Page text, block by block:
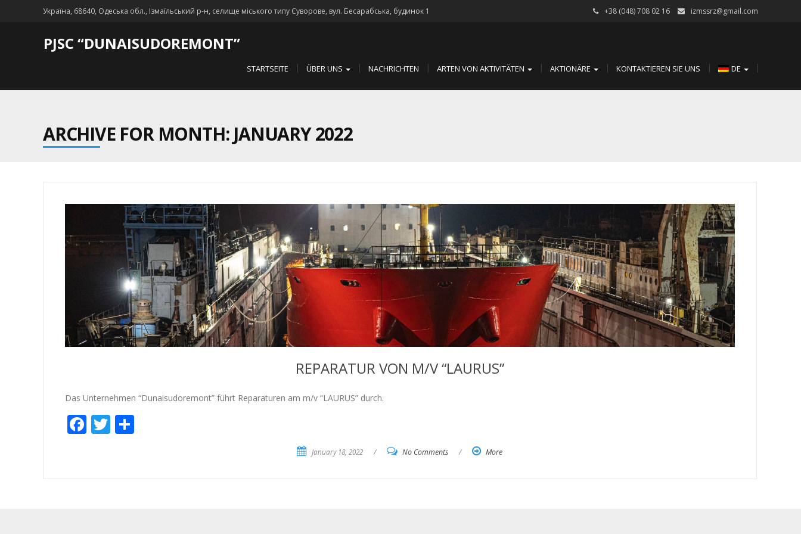
Україна, 68640, Одеська обл., Ізмаїльський р-н, селище міського типу Суворове, вул. Бесарабська, будинок 1 +38 (048) 708 02 16 izmssrz@gmail.com
PJSC “DUNAISUDOREMONT”
STARTSEITE ÜBER UNS NACHRICHTEN ARTEN VON AKTIVITÄTEN AKTIONÄRE KONTAKTIEREN SIE UNS DE
ARCHIVE FOR MONTH: JANUARY 2022
REPARATUR VON M/V “LAURUS”
Das Unternehmen “Dunaisudoremont” führt Reparaturen am m/v “LAURUS” durch.
Facebook
Twitter
Empfehlen
January 18, 2022 / No Comments / More